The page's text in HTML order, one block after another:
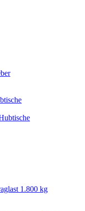
1.800 kg